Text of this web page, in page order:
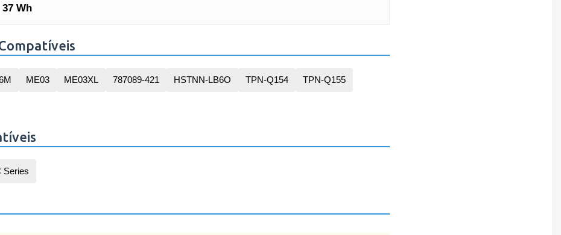
37 Wh
ME03 ME03XL 787089-421 HSTNN-LB6O TPN-Q154 TPN-Q155
Series